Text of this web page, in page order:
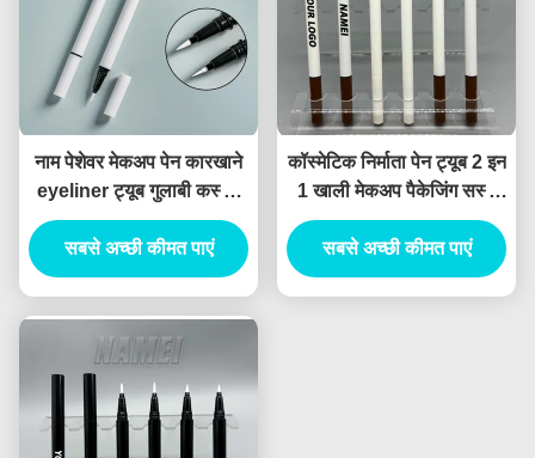
नाम पेशेवर मेकअप पेन कारखाने
eyeliner ट्यूब गुलाबी कस्टम
खाली eyeliner ट्यूब रॉकिंग
मोती तरल eyeliner पैकेज
सबसे अच्छी कीमत पाएं
कॉस्मेटिक निर्माता पेन ट्यूब 2 इन
1 खाली मेकअप पैकेजिंग सस्ते
तरल Eyeliner पेंसिल ट्यूब
सबसे अच्छी कीमत पाएं